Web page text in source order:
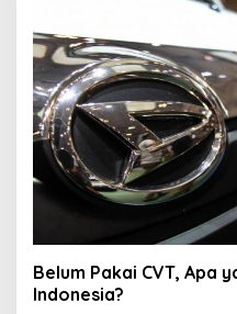
k
:
Belum Pakai CVT, Apa
Indonesia?